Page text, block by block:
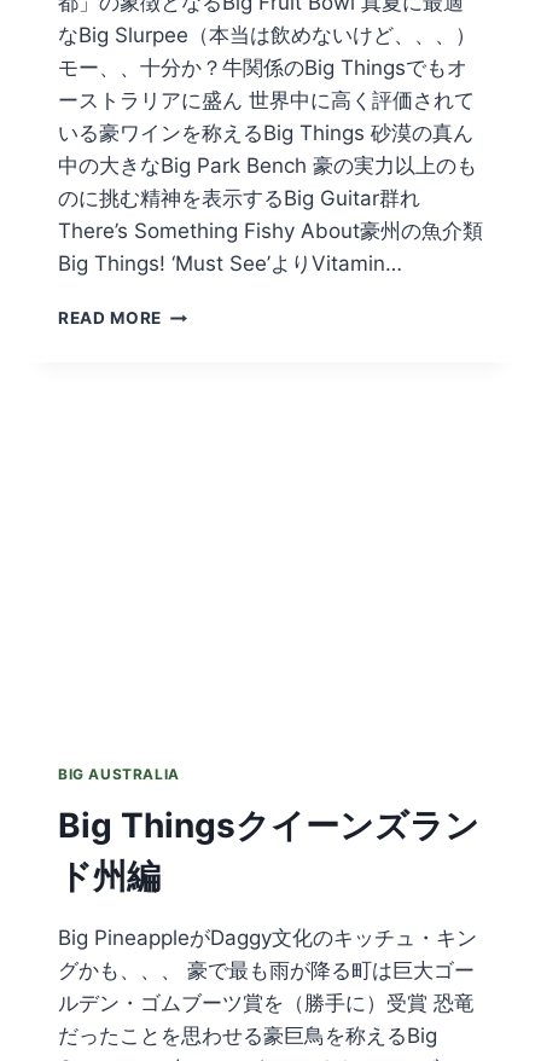
なBig Slurpee（本当は飲めないけど、、、）
モー、、十分か？牛関係のBig Thingsでもオ
ーストラリアに盛ん 世界中に高く評価されて
いる豪ワインを称えるBig Things 砂漠の真ん
中の大きなBig Park Bench 豪の実力以上のも
のに挑む精神を表示するBig Guitar群れ
There’s Something Fishy About豪州の魚介類
Big Things! ‘Must See’よりVitamin…
READ MORE BIG
BIG AUSTRALIA
Big Thingsクイーンズラン
ド州編
Big PineappleがDaggy文化のキッチュ・キン
グかも、、、 豪で最も雨が降る町は巨大ゴー
ルデン・ゴムブーツ賞を（勝手に）受賞 恐竜
だったことを思わせる豪巨鳥を称えるBig